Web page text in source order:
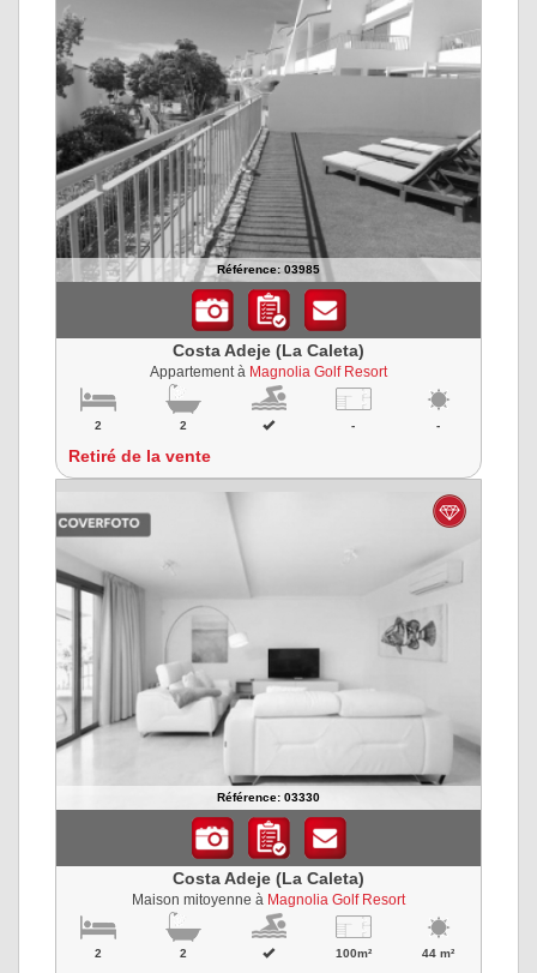
Référence: 03985
Costa Adeje (La Caleta)
Appartement à Magnolia Golf Resort
2 2 - -
Retiré de la vente
Référence: 03330
Costa Adeje (La Caleta)
Maison mitoyenne à Magnolia Golf Resort
2 2 100m² 44 m²